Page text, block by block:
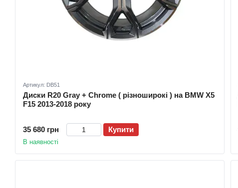
Артикул: DB51
Диски R20 Gray + Chrome ( різноширокі ) на BMW X5
F15 2013-2018 року
35 680 грн Купити
В наявності